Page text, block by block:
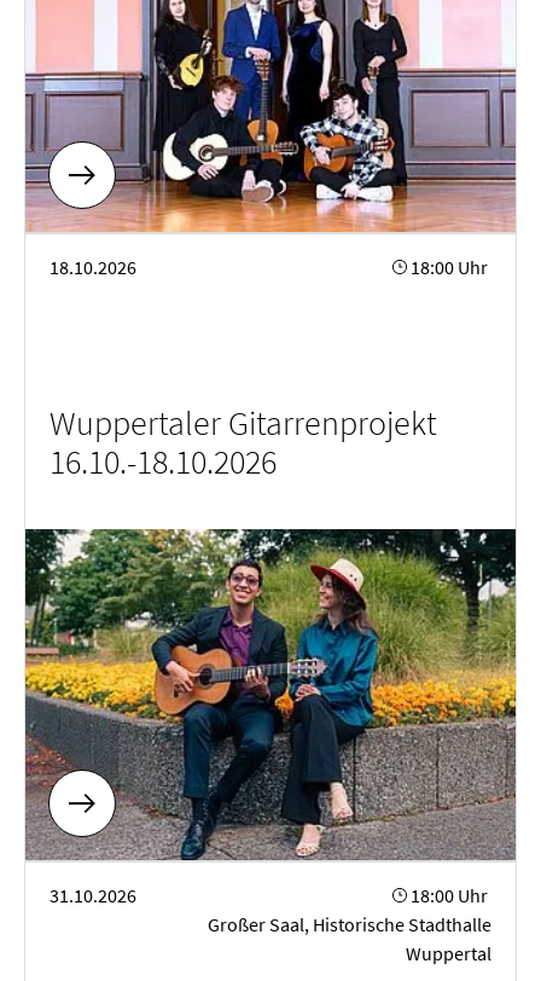
18.10.2026
18:00 Uhr
Wuppertaler Gitarrenprojekt
16.10.-18.10.2026
31.10.2026
18:00 Uhr
Großer Saal, Historische Stadthalle
Wuppertal